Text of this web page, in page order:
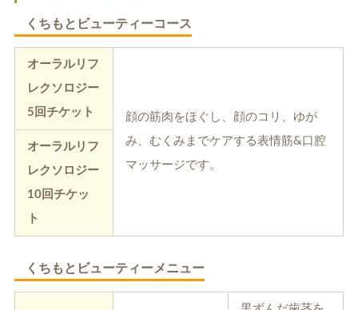
くちもとビューティーコース
オーラルリフ
レクソロジー
5回チケット
顔の筋肉をほぐし、顔のコリ、ゆが
み、むくみまでケアする表情筋&口腔
マッサージです。
オーラルリフ
レクソロジー
10回チケッ
ト
くちもとビューティーメニュー